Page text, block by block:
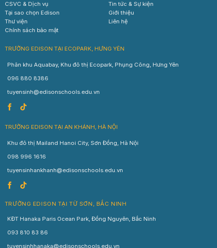
CSVC & Dịch vụ
Tin tức & Sự kiện
Tại sao chọn Edison
Giới thiệu
Thư viện
Liên hệ
Chính sách bảo mật
TRƯỜNG EDISON TẠI ECOPARK, HƯNG YÊN
Phân khu Aquabay, Khu đô thị Ecopark, Phụng Công, Hưng Yên
096 880 8386
tuyensinh@edisonschools.edu.vn
TRƯỜNG EDISON TẠI AN KHÁNH, HÀ NỘI
Khu đô thị Mailand Hanoi City, Sơn Đồng, Hà Nội
098 996 1616
tuyensinhankhanh@edisonschools.edu.vn
TRƯỜNG EDISON TẠI TỪ SƠN, BẮC NINH
KĐT Hanaka Paris Ocean Park, Đồng Nguyên, Bắc Ninh
093 810 83 86
tuyensinhhanaka@edisonschools.edu.vn